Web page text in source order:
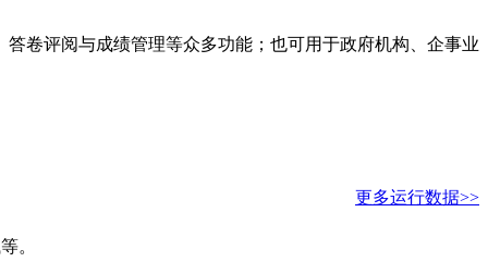
卷评阅与成绩管理等众多功能；也可用于政府机构、企事业
更多运行数据>>
。